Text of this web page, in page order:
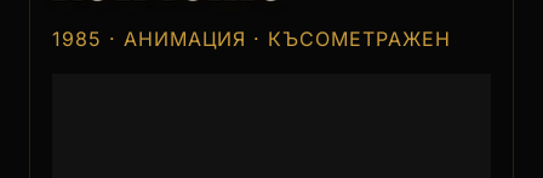
1985 · АНИМАЦИЯ · КЪСОМЕТРАЖЕН